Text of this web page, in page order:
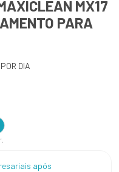
MX17
PARA
DIA
após